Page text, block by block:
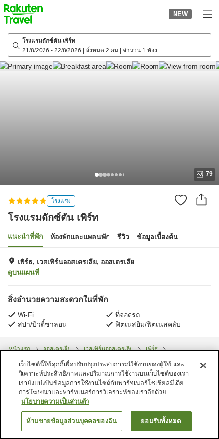
to
top
page
NEW
โรงแรมดักซ์ตัน เพิร์ท
21/8/2026 - 22/8/2026 ทั้งหมด 2 คน จำนวน 1 ห้อง
79
โรงแรม
โรงแรมดักซ์ตัน เพิร์ท
แนะนำที่พัก ห้องพักและแพลนพัก รีวิว ข้อมูลเบื้องต้น
เพิร์ธ, เวสเทิร์นออสเตรเลีย, ออสเตรเลีย
ดูบนแผนที่
สิ่งอำนวยความสะดวกในที่พัก
Wi-Fi
ที่จอดรถ
สปา/บิวตี้ซาลอน
ฟิตเนสยิม/ฟิตเนสคลับ
หน้าแรก ออสเตรเลีย เวสเทิร์นออสเตรเลีย
เพิร์ธ
โรงแรมดักซ์ตัน เพิร์ท
ค้นหาห้องพัก
เว็บไซต์นี้ใช้คุกกี้เพื่อปรับปรุงประสบการณ์ใช้งานของผู้ใช้ และ
วิเคราะห์ประสิทธิภาพและปริมาณการใช้งานบนเว็บไซต์ของเรา
เรายังแบ่งปันข้อมูลการใช้งานไซต์กับพาร์ทเนอร์โซเชียลมีเดีย
การโฆษณาและพาร์ทเนอร์การวิเคราะห์ของเราอีกด้วย
นโยบายความเป็นส่วนตัว
ห้ามขายข้อมูลส่วนบุคคลของฉัน ยอมรับทั้งหมด